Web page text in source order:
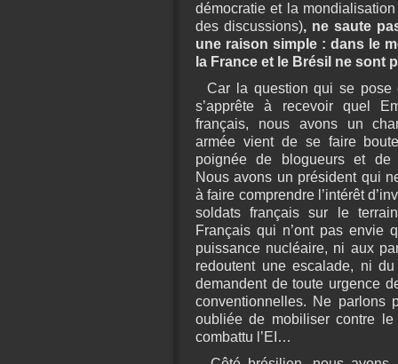
démocratie et la
des discussions), ne saute
une raison simple : dans le
la France et le Brésil ne sont
Car la question qui se pose
s’apprête à recevoir quel
français, nous avons un
armée vient de se faire
poignée de blogueurs et de
Nous avons un président qui
à faire comprendre l’intérêt
soldats français sur le
Français qui n’ont pas envie
puissance nucléaire, ni aux
redoutent une escalade, ni
demandent de toute urgence
conventionnelles. Ne parlons
oubliée de mobiliser contre
combattu l’EI…